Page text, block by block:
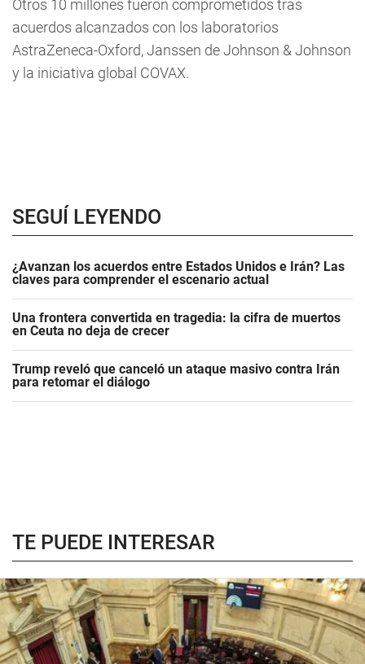
Otros 10 millones fueron comprometidos tras
acuerdos alcanzados con los laboratorios
AstraZeneca-Oxford, Janssen de Johnson & Johnson
y la iniciativa global COVAX.
SEGUÍ LEYENDO
¿Avanzan los acuerdos entre Estados Unidos e Irán? Las
claves para comprender el escenario actual
Una frontera convertida en tragedia: la cifra de muertos
en Ceuta no deja de crecer
Trump reveló que canceló un ataque masivo contra Irán
para retomar el diálogo
TE PUEDE INTERESAR